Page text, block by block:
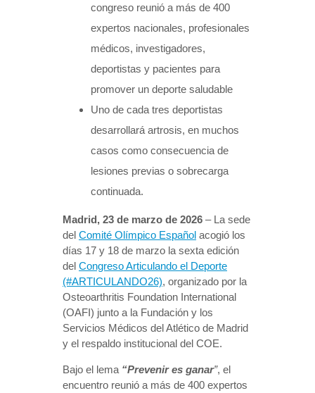
congreso reunió a más de 400
expertos nacionales, profesionales
médicos, investigadores,
deportistas y pacientes para
promover un deporte saludable
Uno de cada tres deportistas
desarrollará artrosis, en muchos
casos como consecuencia de
lesiones previas o sobrecarga
continuada.
Madrid, 23 de marzo de 2026 – La sede
del Comité Olímpico Español acogió los
días 17 y 18 de marzo la sexta edición
del Congreso Articulando el Deporte
(#ARTICULANDO26), organizado por la
Osteoarthritis Foundation International
(OAFI) junto a la Fundación y los
Servicios Médicos del Atlético de Madrid
y el respaldo institucional del COE.
Bajo el lema “Prevenir es ganar”, el
encuentro reunió a más de 400 expertos